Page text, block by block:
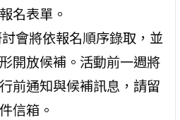
名表單。
討會將依報名順序錄取，並
開放候補。活動前一週將
前通知與候補訊息，請留
信箱。